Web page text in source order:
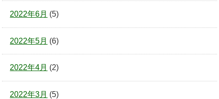
2022年6月 (5)
2022年5月 (6)
2022年4月 (2)
2022年3月 (5)